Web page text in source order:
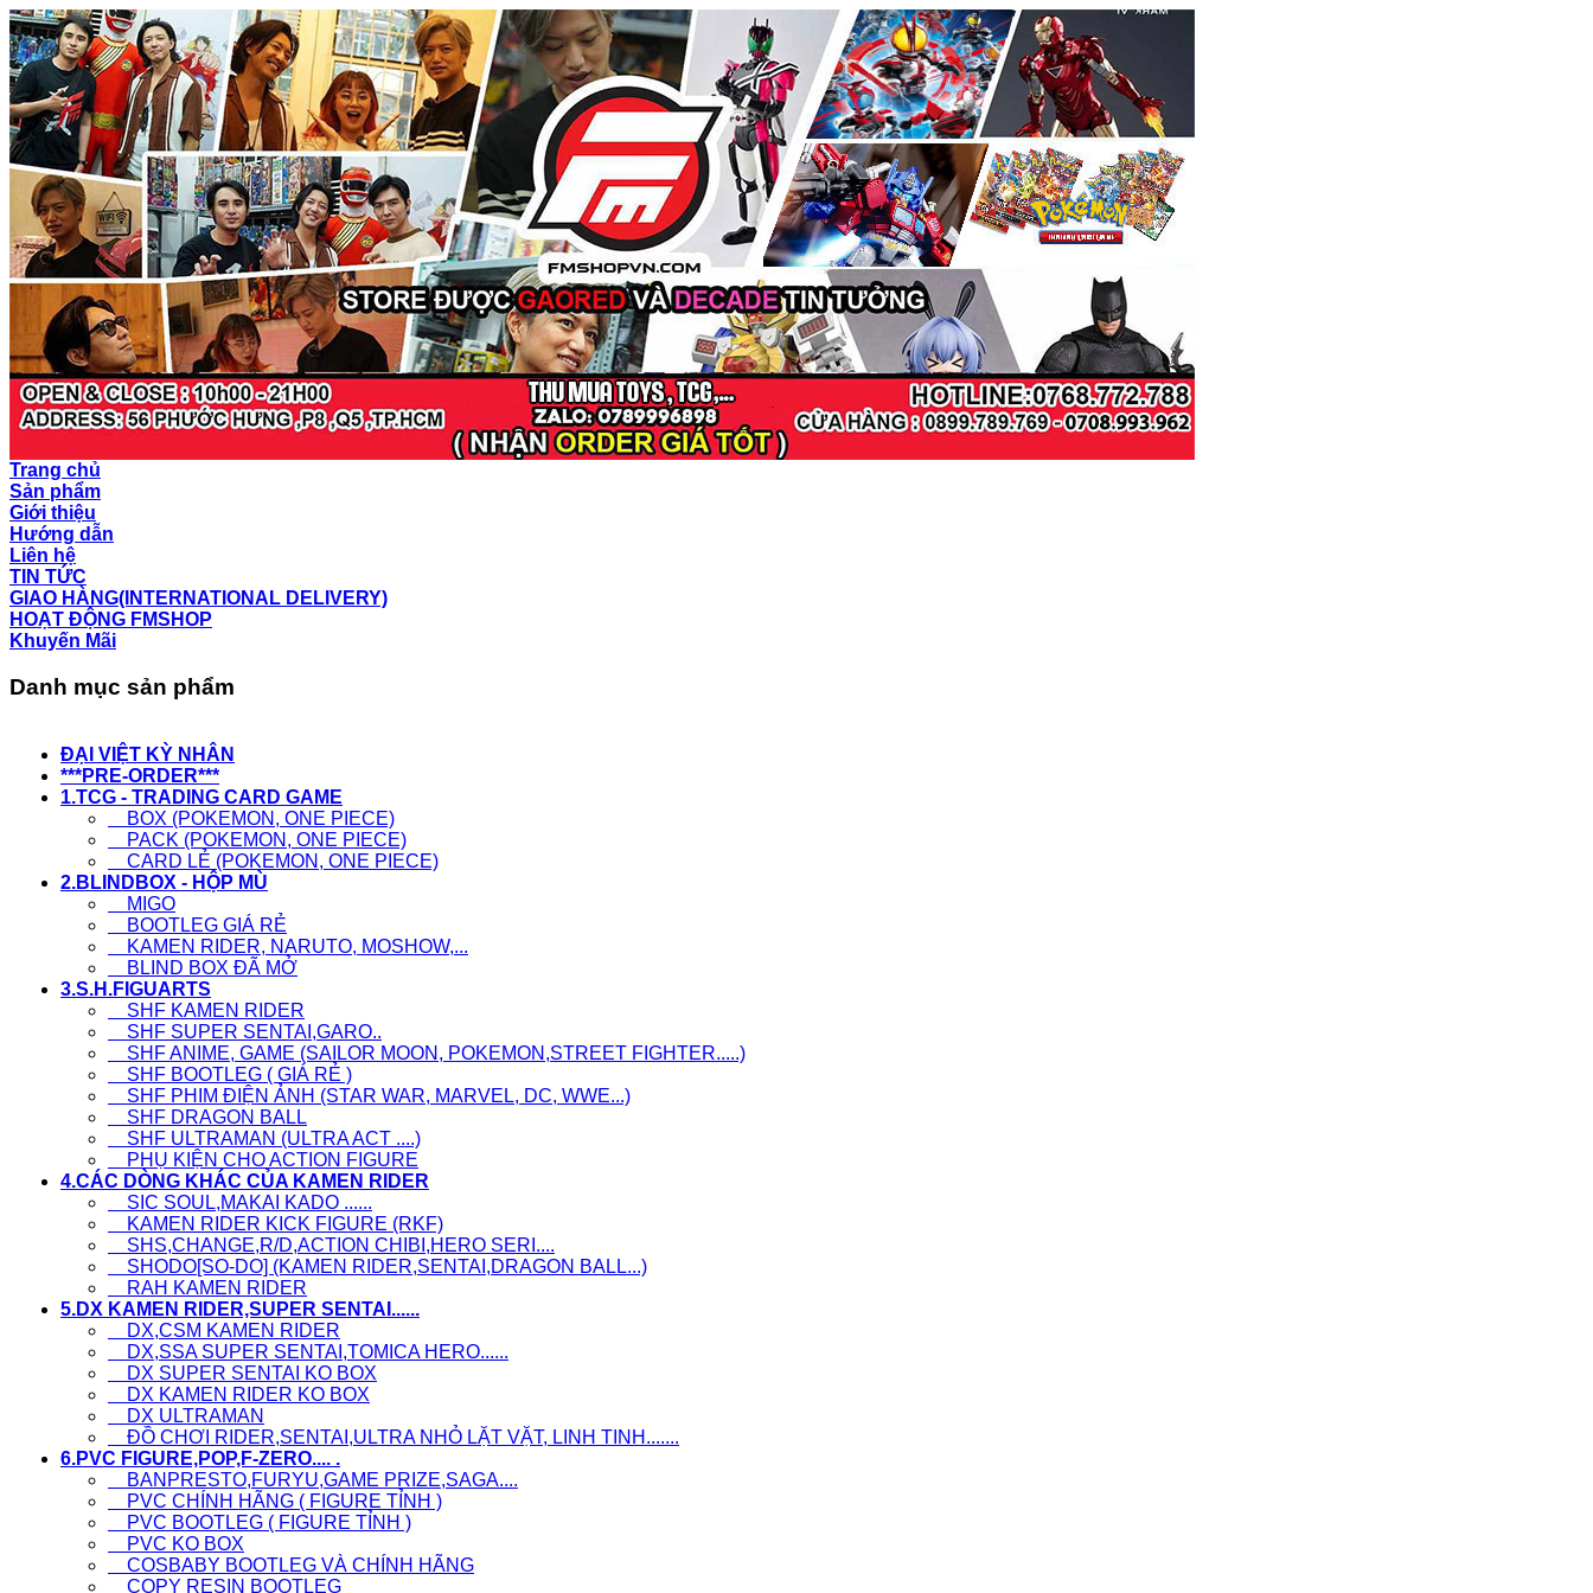
Trang chủ
Sản phẩm
Giới thiệu
Hướng dẫn
Liên hệ
TIN TỨC
GIAO HÀNG(INTERNATIONAL DELIVERY)
HOẠT ĐỘNG FMSHOP
Khuyến Mãi
Danh mục sản phẩm
ĐẠI VIỆT KỲ NHÂN
***PRE-ORDER***
1.TCG - TRADING CARD GAME
BOX (POKEMON, ONE PIECE)
PACK (POKEMON, ONE PIECE)
CARD LẺ (POKEMON, ONE PIECE)
2.BLINDBOX - HỘP MÙ
MIGO
BOOTLEG GIÁ RẺ
KAMEN RIDER, NARUTO, MOSHOW,...
BLIND BOX ĐÃ MỞ
3.S.H.FIGUARTS
SHF KAMEN RIDER
SHF SUPER SENTAI,GARO..
SHF ANIME, GAME (SAILOR MOON, POKEMON,STREET FIGHTER.....)
SHF BOOTLEG ( GIÁ RẺ )
SHF PHIM ĐIỆN ẢNH (STAR WAR, MARVEL, DC, WWE...)
SHF DRAGON BALL
SHF ULTRAMAN (ULTRA ACT ....)
PHỤ KIỆN CHO ACTION FIGURE
4.CÁC DÒNG KHÁC CỦA KAMEN RIDER
SIC SOUL,MAKAI KADO ......
KAMEN RIDER KICK FIGURE (RKF)
SHS,CHANGE,R/D,ACTION CHIBI,HERO SERI....
SHODO[SO-DO] (KAMEN RIDER,SENTAI,DRAGON BALL...)
RAH KAMEN RIDER
5.DX KAMEN RIDER,SUPER SENTAI......
DX,CSM KAMEN RIDER
DX,SSA SUPER SENTAI,TOMICA HERO......
DX SUPER SENTAI KO BOX
DX KAMEN RIDER KO BOX
DX ULTRAMAN
ĐỒ CHƠI RIDER,SENTAI,ULTRA NHỎ LẶT VẶT, LINH TINH.......
6.PVC FIGURE,POP,F-ZERO.... .
BANPRESTO,FURYU,GAME PRIZE,SAGA....
PVC CHÍNH HÃNG ( FIGURE TỈNH )
PVC BOOTLEG ( FIGURE TỈNH )
PVC KO BOX
COSBABY BOOTLEG VÀ CHÍNH HÃNG
COPY RESIN BOOTLEG